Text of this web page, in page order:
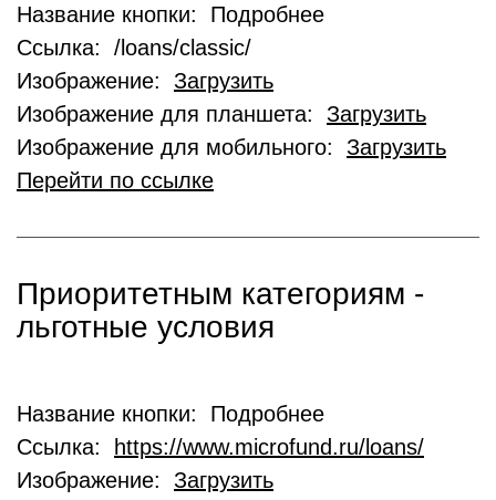
Название кнопки: Подробнее
Ссылка: /loans/classic/
Изображение: Загрузить
Изображение для планшета: Загрузить
Изображение для мобильного: Загрузить
Перейти по ссылке
Приоритетным категориям -
льготные условия
Название кнопки: Подробнее
Ссылка:
https://www.microfund.ru/loans/
Изображение: Загрузить